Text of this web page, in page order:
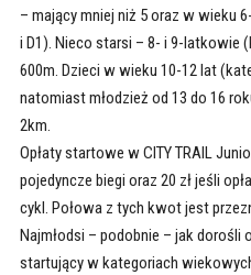
– mający mniej niż 5 oraz w wieku
i D1). Nieco starsi – 8- i 9-latkowie
600m. Dzieci w wieku 10-12 lat
natomiast młodzież od 13 do 16
2km.
Opłaty startowe w CITY TRAIL
pojedyncze biegi oraz 20 zł jeśli
cykl. Połowa z tych kwot jest
Najmłodsi – podobnie – jak dorośli
startujący w kategoriach